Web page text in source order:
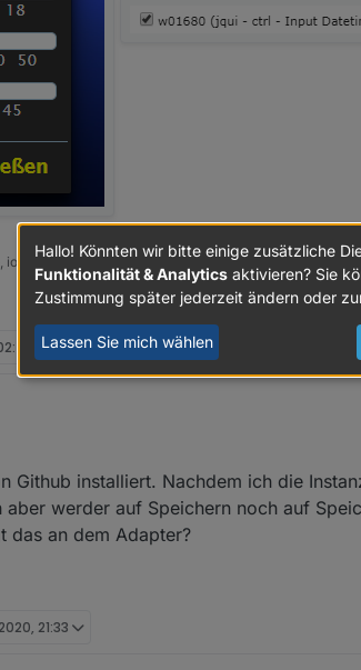
stop, sudo apt full-upgrade
Github installiert. Nachdem ich die
werder auf Speichern noch auf
das an dem Adapter?
21:33
Hallo! Könnten wir bitte einige zusätzliche
Funktionalität & Analytics aktivieren? Sie
Zustimmung später jederzeit ändern oder
Lassen Sie mich wählen